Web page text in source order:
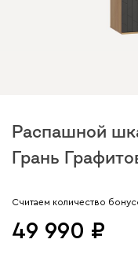
Распашной
Грань
Арт. 291123
Считаем количество
49 990